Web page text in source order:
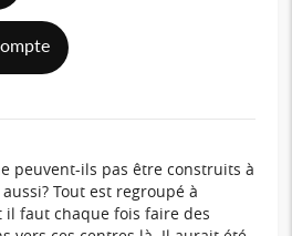
peuvent-ils pas être construits à
Tout est regroupé à
il faut chaque fois faire des